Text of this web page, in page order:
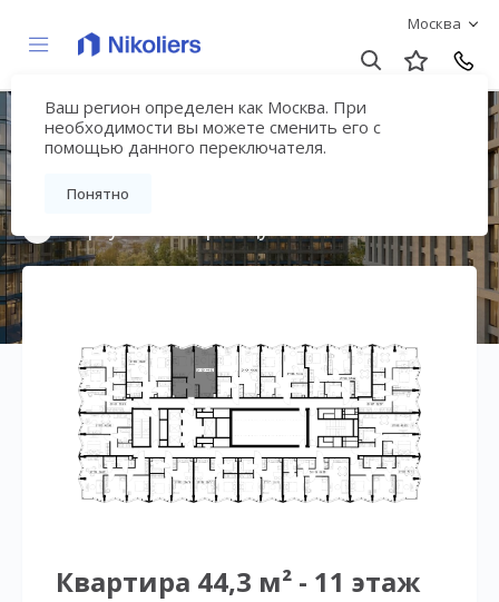
Москва
Ваш регион определен как Москва. При
необходимости вы можете сменить его с
помощью данного переключателя.
Понятно
Премиальный дом
«МИРА»
Квартира 44,3 м² - 11 этаж